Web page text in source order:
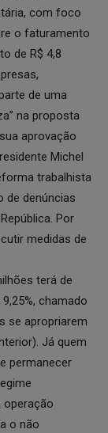
com foco
o faturamento
de R$ 4,8
de uma
na proposta
aprovação
Michel
trabalhista
de denúncias
Por
medidas de
terá de
chamado
se apropriarem
Já quem
permanecer
operação
o não